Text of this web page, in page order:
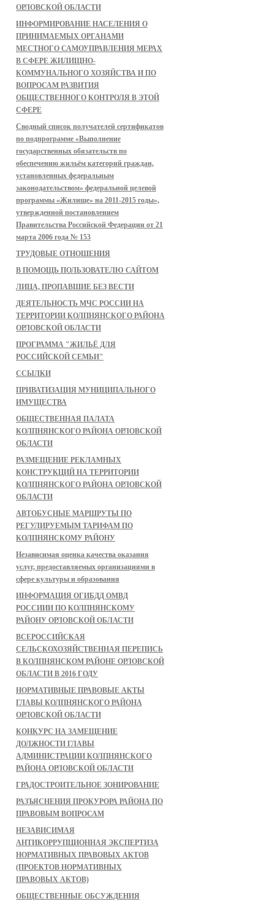
ОРЛОВСКОЙ ОБЛАСТИ
ИНФОРМИРОВАНИЕ НАСЕЛЕНИЯ О
ПРИНИМАЕМЫХ ОРГАНАМИ
МЕСТНОГО САМОУПРАВЛЕНИЯ МЕРАХ
В СФЕРЕ ЖИЛИЩНО-
КОММУНАЛЬНОГО ХОЗЯЙСТВА И ПО
ВОПРОСАМ РАЗВИТИЯ
ОБЩЕСТВЕННОГО КОНТРОЛЯ В ЭТОЙ
СФЕРЕ
Сводный список получателей сертификатов
по подпрограмме «Выполнение
государственных обязательств по
обеспечению жильём категорий граждан,
установленных федеральным
законодательством» федеральной целевой
программы «Жилище» на 2011-2015 годы»,
утвержденной постановлением
Правительства Российской Федерации от 21
марта 2006 года № 153
ТРУДОВЫЕ ОТНОШЕНИЯ
В ПОМОЩЬ ПОЛЬЗОВАТЕЛЮ САЙТОМ
ЛИЦА, ПРОПАВШИЕ БЕЗ ВЕСТИ
ДЕЯТЕЛЬНОСТЬ МЧС РОССИИ НА
ТЕРРИТОРИИ КОЛПНЯНСКОГО РАЙОНА
ОРЛОВСКОЙ ОБЛАСТИ
ПРОГРАММА "ЖИЛЬЁ ДЛЯ
РОССИЙСКОЙ СЕМЬИ"
ССЫЛКИ
ПРИВАТИЗАЦИЯ МУНИЦИПАЛЬНОГО
ИМУЩЕСТВА
ОБЩЕСТВЕННАЯ ПАЛАТА
КОЛПНЯНСКОГО РАЙОНА ОРЛОВСКОЙ
ОБЛАСТИ
РАЗМЕЩЕНИЕ РЕКЛАМНЫХ
КОНСТРУКЦИЙ НА ТЕРРИТОРИИ
КОЛПНЯНСКОГО РАЙОНА ОРЛОВСКОЙ
ОБЛАСТИ
АВТОБУСНЫЕ МАРШРУТЫ ПО
РЕГУЛИРУЕМЫМ ТАРИФАМ ПО
КОЛПНЯНСКОМУ РАЙОНУ
Независимая оценка качества оказания
услуг, предоставляемых организациями в
сфере культуры и образования
ИНФОРМАЦИЯ ОГИБДД ОМВД
РОССИИИ ПО КОЛПНЯНСКОМУ
РАЙОНУ ОРЛОВСКОЙ ОБЛАСТИ
ВСЕРОССИЙСКАЯ
СЕЛЬСКОХОЗЯЙСТВЕННАЯ ПЕРЕПИСЬ
В КОЛПНЯНСКОМ РАЙОНЕ ОРЛОВСКОЙ
ОБЛАСТИ В 2016 ГОДУ
НОРМАТИВНЫЕ ПРАВОВЫЕ АКТЫ
ГЛАВЫ КОЛПНЯНСКОГО РАЙОНА
ОРЛОВСКОЙ ОБЛАСТИ
КОНКУРС НА ЗАМЕЩЕНИЕ
ДОЛЖНОСТИ ГЛАВЫ
АДМИНИСТРАЦИИ КОЛПНЯНСКОГО
РАЙОНА ОРЛОВСКОЙ ОБЛАСТИ
ГРАДОСТРОИТЕЛЬНОЕ ЗОНИРОВАНИЕ
РАЗЪЯСНЕНИЯ ПРОКУРОРА РАЙОНА ПО
ПРАВОВЫМ ВОПРОСАМ
НЕЗАВИСИМАЯ
АНТИКОРРУПЦИОННАЯ ЭКСПЕРТИЗА
НОРМАТИВНЫХ ПРАВОВЫХ АКТОВ
(ПРОЕКТОВ НОРМАТИВНЫХ
ПРАВОВЫХ АКТОВ)
ОБЩЕСТВЕННЫЕ ОБСУЖДЕНИЯ